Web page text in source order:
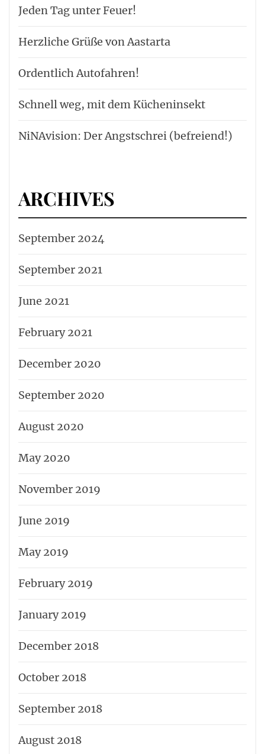
Jeden Tag unter Feuer!
Herzliche Grüße von Aastarta
Ordentlich Autofahren!
Schnell weg, mit dem Kücheninsekt
NiNAvision: Der Angstschrei (befreiend!)
ARCHIVES
September 2024
September 2021
June 2021
February 2021
December 2020
September 2020
August 2020
May 2020
November 2019
June 2019
May 2019
February 2019
January 2019
December 2018
October 2018
September 2018
August 2018